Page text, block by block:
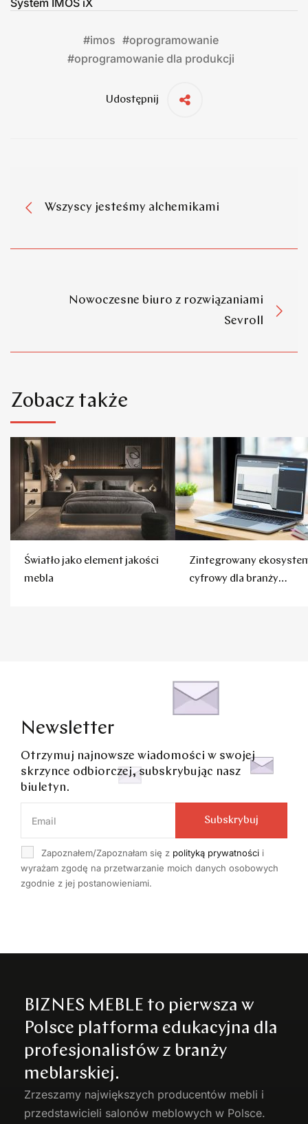
System IMOS iX
#imos #oprogramowanie
#oprogramowanie dla produkcji
Udostępnij
Wszyscy jesteśmy alchemikami
Nowoczesne biuro z rozwiązaniami
Sevroll
Zobacz także
Światło jako element jakości
mebla
Zintegrowany
cyfrowy dla branży
Newsletter
Otrzymuj najnowsze wiadomości w swojej
skrzynce odbiorczej, subskrybując nasz
biuletyn.
Zapoznałem/Zapoznałam się z polityką prywatności i
wyrażam zgodę na przetwarzanie moich danych osobowych
zgodnie z jej postanowieniami.
Subskrybuj
BIZNES MEBLE to pierwsza w
Polsce platforma edukacyjna dla
profesjonalistów z branży
meblarskiej.
Zrzeszamy największych producentów mebli i
przedstawicieli salonów meblowych w Polsce.